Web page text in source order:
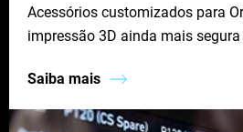
Acessórios customizados para
impressão 3D ainda mais
Saiba mais